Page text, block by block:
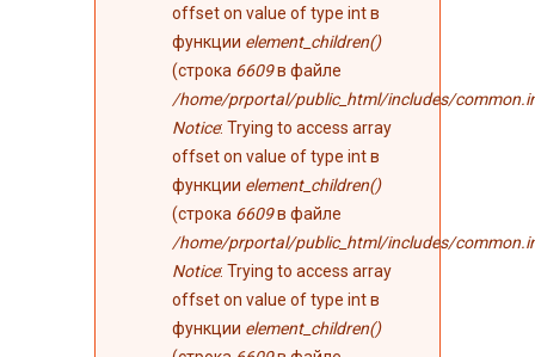
offset on value of type int в
функции element_children()
(строка 6609в файле
/home/prportal/public_html/includes/
Notice: Trying to access array
offset on value of type int в
функции element_children()
(строка 6609в файле
/home/prportal/public_html/includes/
Notice: Trying to access array
offset on value of type int в
функции element_children()